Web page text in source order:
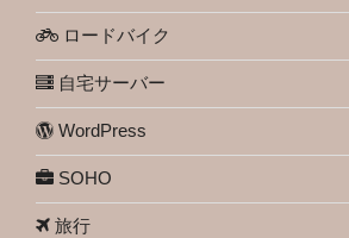
ロードバイク
自宅サーバー
WordPress
SOHO
旅行